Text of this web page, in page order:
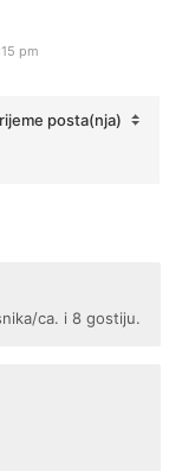
pm
posta(nja)
ca. i 8 gostiju.